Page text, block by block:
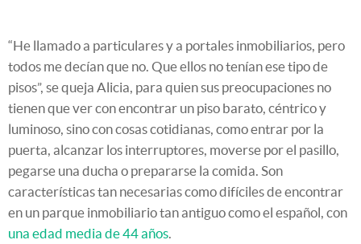
“He llamado a particulares y a portales inmobiliarios, pero
todos me decían que no. Que ellos no tenían ese tipo de
pisos”, se queja Alicia, para quien sus preocupaciones no
tienen que ver con encontrar un piso barato, céntrico y
luminoso, sino con cosas cotidianas, como entrar por la
puerta, alcanzar los interruptores, moverse por el pasillo,
pegarse una ducha o prepararse la comida. Son
características tan necesarias como difíciles de encontrar
en un parque inmobiliario tan antiguo como el español, con
una edad media de 44 años.